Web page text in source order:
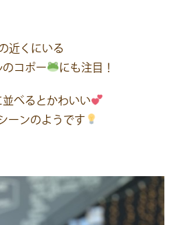
近くにいる
のコポー
にも注目！
べるとかわいい
ーンのようです